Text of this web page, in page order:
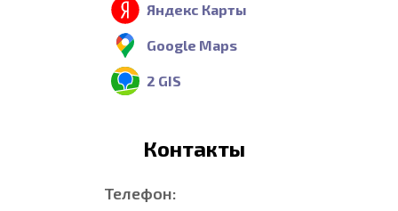
Яндекс Карты
Google Maps
2 GIS
Контакты
Телефон: